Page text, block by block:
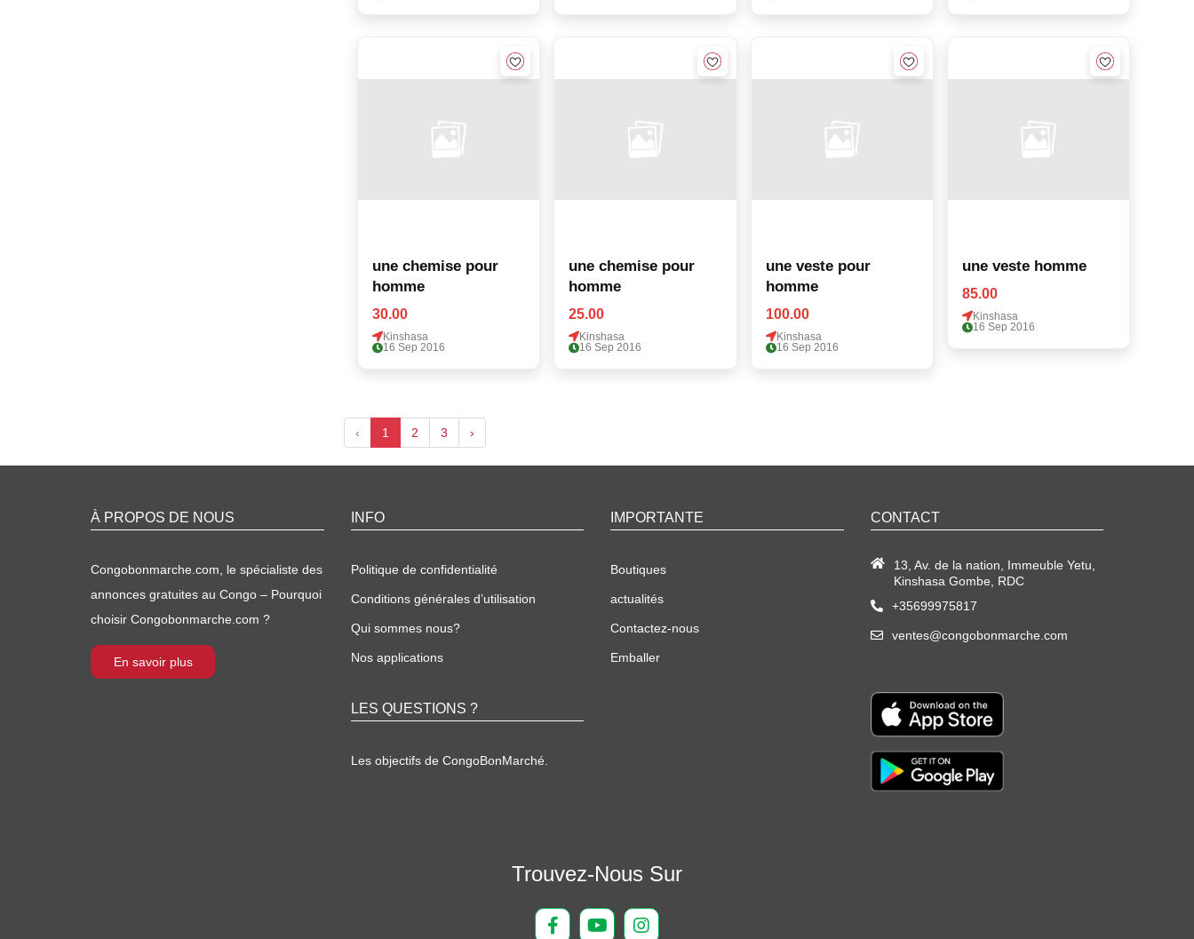
une chemise pour
homme
30.00
Kinshasa
16 Sep 2016
une chemise pour
homme
25.00
Kinshasa
16 Sep 2016
une veste pour
homme
100.00
Kinshasa
16 Sep 2016
une veste homme
85.00
Kinshasa
16 Sep 2016
‹ 1 2 3 ›
À PROPOS DE NOUS
Congobonmarche.com, le spécialiste des
annonces gratuites au Congo – Pourquoi
choisir Congobonmarche.com ?
En savoir plus
INFO
Politique de confidentialité
Conditions générales d’utilisation
Qui sommes nous?
Nos applications
LES QUESTIONS ?
Les objectifs de CongoBonMarché.
IMPORTANTE
Boutiques
actualités
Contactez-nous
Emballer
CONTACT
13, Av. de la nation, Immeuble Yetu,
Kinshasa Gombe, RDC
+35699975817
ventes@congobonmarche.com
Trouvez-Nous Sur